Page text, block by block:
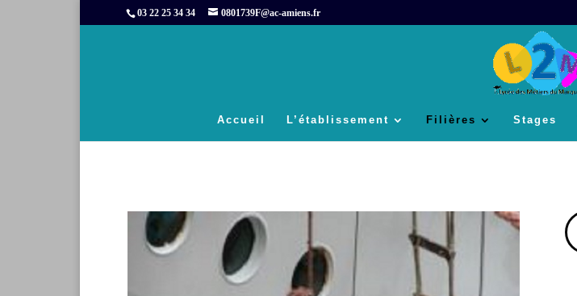
03 22 25 34 34 0801739F@ac-amiens.fr
Accueil L’établissement Filières Stages